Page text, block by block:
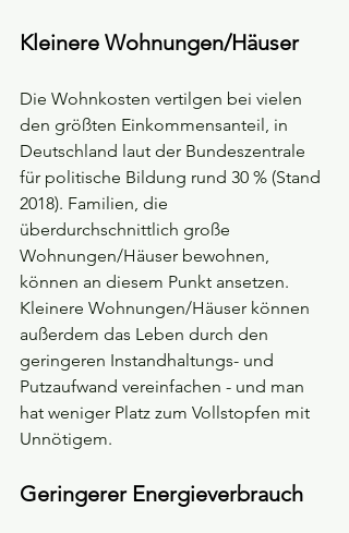
Kleinere Wohnungen/Häuser
Die Wohnkosten vertilgen bei vielen
den größten Einkommensanteil, in
Deutschland laut der Bundeszentrale
für politische Bildung rund 30 % (Stand
2018). Familien, die
überdurchschnittlich große
Wohnungen/Häuser bewohnen,
können an diesem Punkt ansetzen.
Kleinere Wohnungen/Häuser können
außerdem das Leben durch den
geringeren Instandhaltungs- und
Putzaufwand vereinfachen - und man
hat weniger Platz zum Vollstopfen mit
Unnötigem.
Geringerer Energieverbrauch